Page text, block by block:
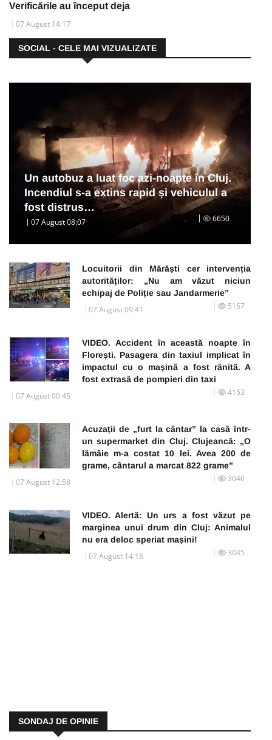
Verificările au început deja
07 August 14:17
SOCIAL - CELE MAI VIZUALIZATE
Un autobuz a luat foc azi-noapte în Cluj.
Incendiul s-a extins rapid și vehiculul a
fost distrus…
07 August 08:07 6650
Locuitorii din Mărăști cer intervenția
autorităților: „Nu am văzut niciun
echipaj de Poliție sau Jandarmerie”
07 August 09:41 5167
VIDEO. Accident în această noapte în
Florești. Pasagera din taxiul implicat în
impactul cu o mașină a fost rănită. A
fost extrasă de pompieri din taxi
07 August 00:45 4153
Acuzații de „furt la cântar” la casă într-
un supermarket din Cluj. Clujeancă: „O
lămâie m-a costat 10 lei. Avea 200 de
grame, cântarul a marcat 822 grame”
07 August 12:58 3040
VIDEO. Alertă: Un urs a fost văzut pe
marginea unui drum din Cluj: Animalul
nu era deloc speriat mașini!
07 August 14:16 3045
SONDAJ DE OPINIE